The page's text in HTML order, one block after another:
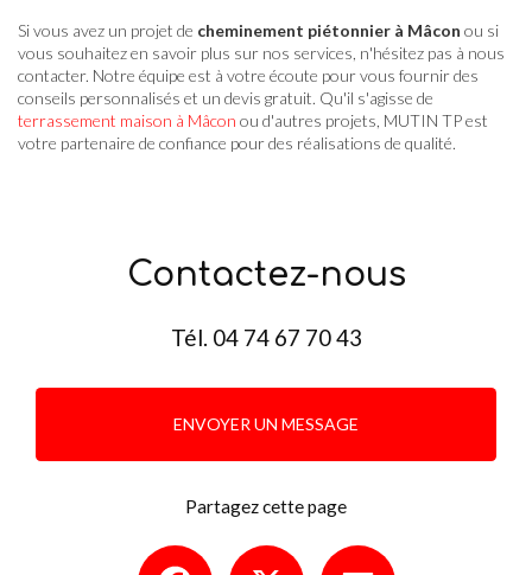
Si vous avez un projet de cheminement piétonnier à Mâcon ou si
vous souhaitez en savoir plus sur nos services, n'hésitez pas à nous
contacter. Notre équipe est à votre écoute pour vous fournir des
conseils personnalisés et un devis gratuit. Qu'il s'agisse de
terrassement maison à Mâcon ou d'autres projets, MUTIN TP est
votre partenaire de confiance pour des réalisations de qualité.
Contactez-nous
Tél. 04 74 67 70 43
ENVOYER UN MESSAGE
Partagez cette page
Facebook